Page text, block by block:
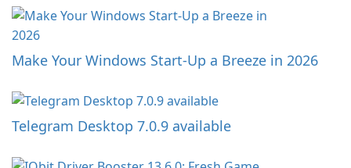
Make Your Windows Start-Up a Breeze in 2026
Telegram Desktop 7.0.9 available